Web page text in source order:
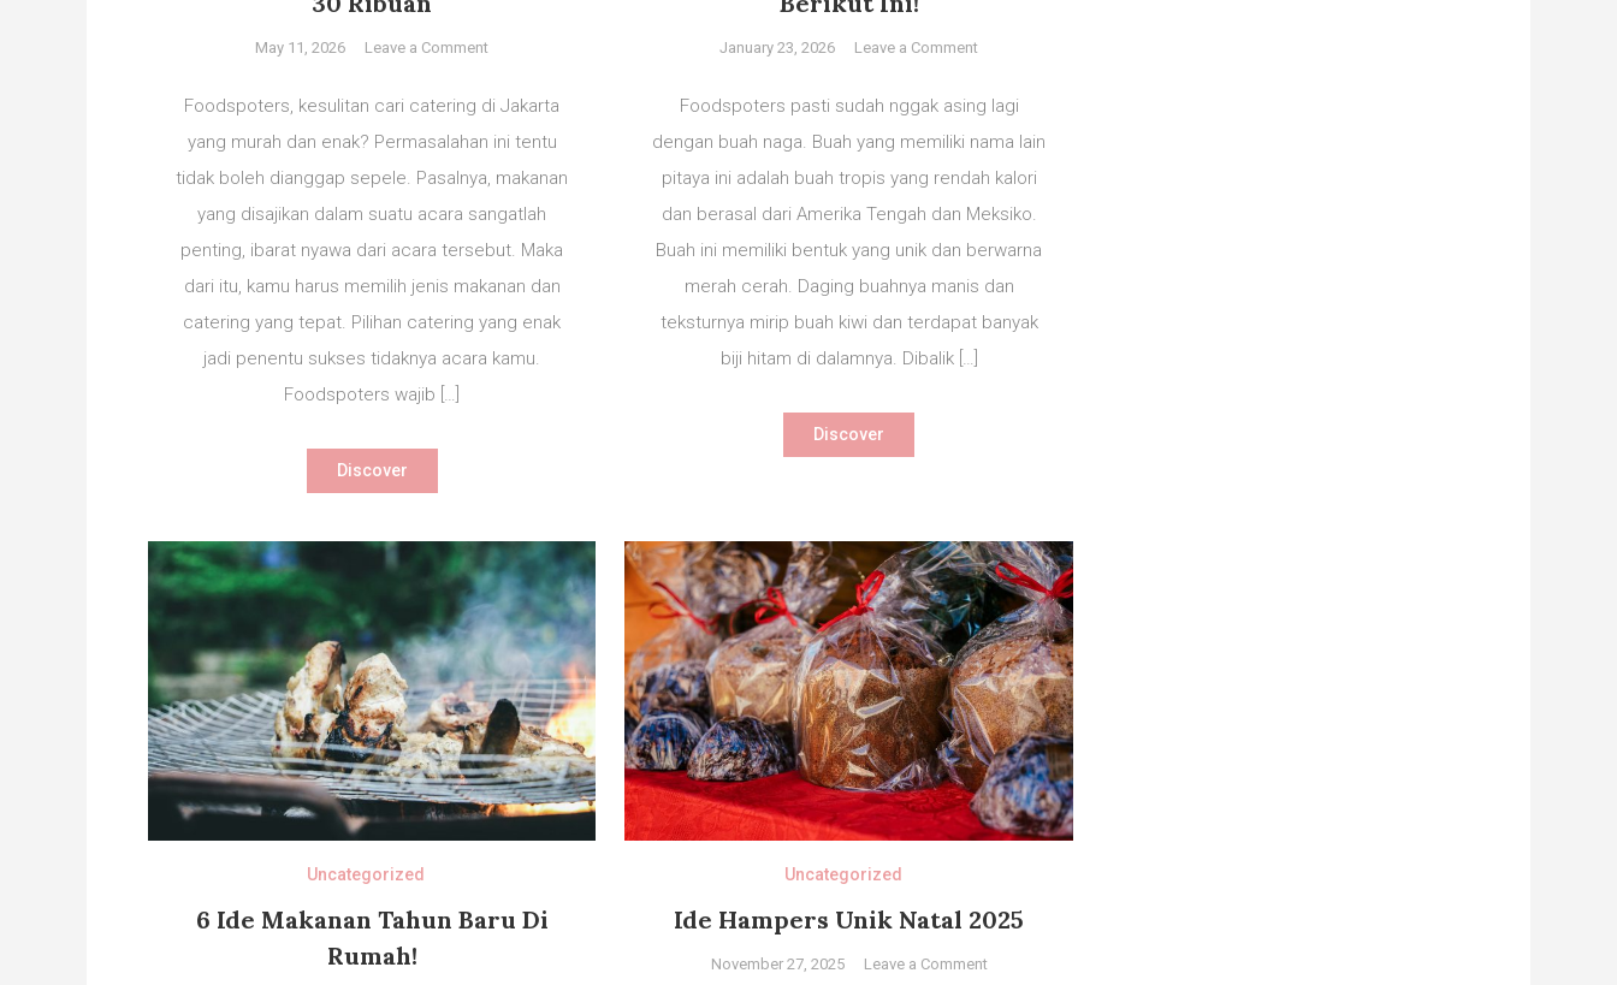
May 11, 2026 Leave a Commenton
Rekomendasi
30
Ribuan
Foodspoters, kesulitan cari catering di Jakarta
yang murah dan enak? Permasalahan ini tentu
tidak boleh dianggap sepele. Pasalnya, makanan
yang disajikan dalam suatu acara sangatlah
penting, ibarat nyawa dari acara tersebut. Maka
dari itu, kamu harus memilih jenis makanan dan
catering yang tepat. Pilihan catering yang enak
jadi penentu sukses tidaknya acara kamu.
Foodspoters wajib […]
Discover
January 23, 2026 Leave a Commenton
Manfaat
Berikut
Ini!
Foodspoters pasti sudah nggak asing lagi
dengan buah naga. Buah yang memiliki nama lain
pitaya ini adalah buah tropis yang rendah kalori
dan berasal dari Amerika Tengah dan Meksiko.
Buah ini memiliki bentuk yang unik dan berwarna
merah cerah. Daging buahnya manis dan
teksturnya mirip buah kiwi dan terdapat banyak
biji hitam di dalamnya. Dibalik […]
Discover
Uncategorized
6 Ide Makanan Tahun Baru Di
Rumah!
Uncategorized
Ide Hampers Unik Natal 2025
November 27, 2025 Leave a Commenton